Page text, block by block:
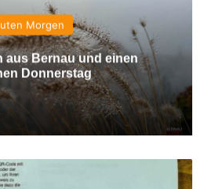
Morgen
aus Bernau und einen
Donnerstag